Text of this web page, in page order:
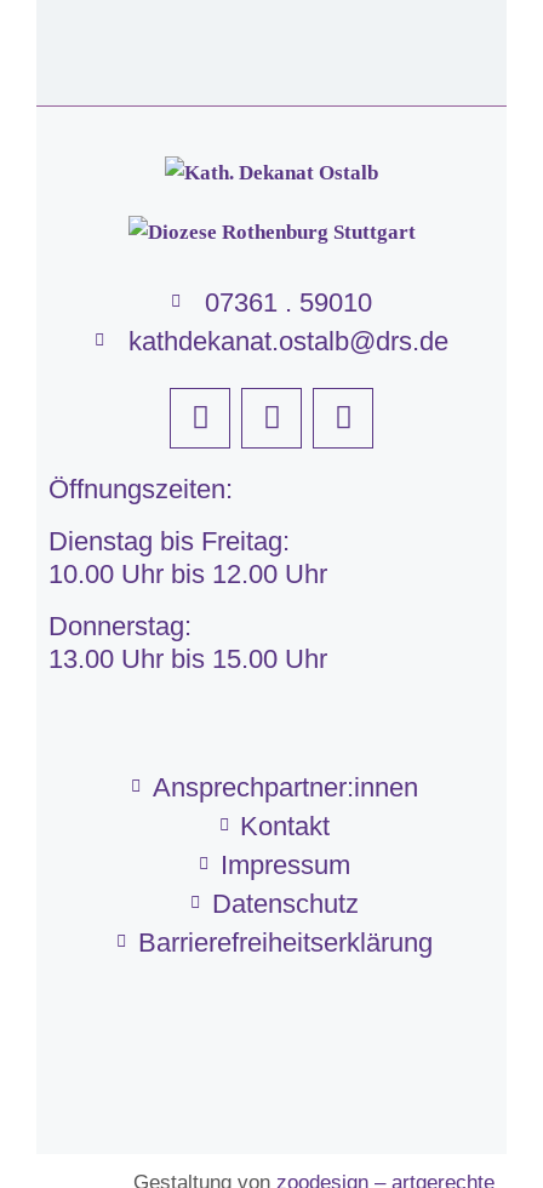
07361 . 59010
kathdekanat.ostalb@drs.de
Öffnungszeiten:
Dienstag bis Freitag:
10.00 Uhr bis 12.00 Uhr
Donnerstag:
13.00 Uhr bis 15.00 Uhr
Ansprechpartner:innen
Kontakt
Impressum
Datenschutz
Barriere­frei­heits­erklärung
Gestaltung von zoodesign – artgerechte